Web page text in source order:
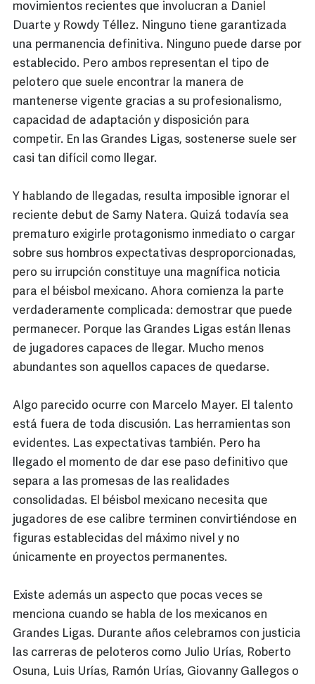
movimientos recientes que involucran a Daniel
Duarte y Rowdy Téllez. Ninguno tiene garantizada
una permanencia definitiva. Ninguno puede darse por
establecido. Pero ambos representan el tipo de
pelotero que suele encontrar la manera de
mantenerse vigente gracias a su profesionalismo,
capacidad de adaptación y disposición para
competir. En las Grandes Ligas, sostenerse suele ser
casi tan difícil como llegar.
Y hablando de llegadas, resulta imposible ignorar el
reciente debut de Samy Natera. Quizá todavía sea
prematuro exigirle protagonismo inmediato o cargar
sobre sus hombros expectativas desproporcionadas,
pero su irrupción constituye una magnífica noticia
para el béisbol mexicano. Ahora comienza la parte
verdaderamente complicada: demostrar que puede
permanecer. Porque las Grandes Ligas están llenas
de jugadores capaces de llegar. Mucho menos
abundantes son aquellos capaces de quedarse.
Algo parecido ocurre con Marcelo Mayer. El talento
está fuera de toda discusión. Las herramientas son
evidentes. Las expectativas también. Pero ha
llegado el momento de dar ese paso definitivo que
separa a las promesas de las realidades
consolidadas. El béisbol mexicano necesita que
jugadores de ese calibre terminen convirtiéndose en
figuras establecidas del máximo nivel y no
únicamente en proyectos permanentes.
Existe además un aspecto que pocas veces se
menciona cuando se habla de los mexicanos en
Grandes Ligas. Durante años celebramos con justicia
las carreras de peloteros como Julio Urías, Roberto
Osuna, Luis Urías, Ramón Urías, Giovanny Gallegos o